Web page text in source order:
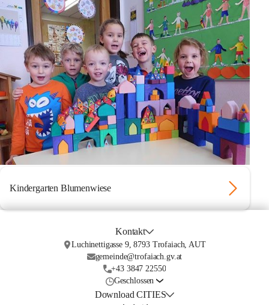
Kindergarten Blumenwiese
Kontakt
Luchinettigasse 9, 8793 Trofaiach, AUT
gemeinde@trofaiach.gv.at
+43 3847 22550
Geschlossen
Download CITIES